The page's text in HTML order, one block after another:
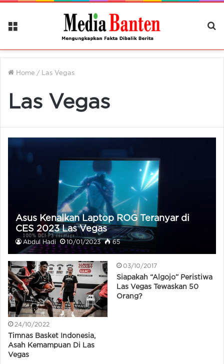
Menu
Home / Las Vegas
Las Vegas
Asus Kenalkan Laptop ROG Teranyar di
CES 2023 Las Vegas
Abdul Hadi 10/01/2023 65
24/10/2022
Timnas Basket Indonesia,
Asah Kemampuan Di Las
Vegas
03/10/2017
Siapakah “Algojo” Peristiwa
Las Vegas Tewaskan 50
Orang?